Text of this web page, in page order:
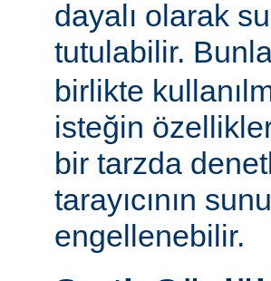
dayalı olarak
tutulabilir.
birlikte
isteğin
bir tarzda
tarayıcının
engellenebilir.